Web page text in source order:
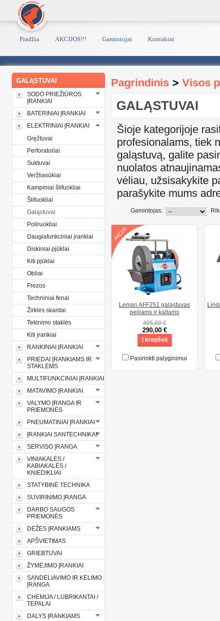
Pradžia AKCIJOS!!! Gamintojai Kontaktai
GALĄSTUVAI
SODO PRIEŽIŪROS
ĮRANKIAI
BATERINIAI ĮRANKIAI
ELEKTRINIAI ĮRANKIAI
Gręžtuvai
Perforatoriai
Suktuvai
Veržliasūkiai
Kampiniai šlifuokliai
Šlifuokliai
Galąstuvai
Poliruokliai
Daugiafunkciniai įrankiai
Diskiniai pjūklai
Kiti pjūklai
Obliai
Frezos
Techniniai fenai
Žirklės skardai
Tekinimo staklės
Kiti įrankiai
RANKINIAI ĮRANKIAI
PRIEDAI ĮRANKIAMS IR
STAKLĖMS
MULTIFUNKCINIAI ĮRANKIAI
MATAVIMO ĮRANKIAI
VALYMO ĮRANGA IR
PRIEMONĖS
PNEUMATINIAI ĮRANKIAI
ĮRANKIAI SANTECHNIKAI
SERVISO ĮRANGA
VINIAKALĖS /
KABIAKALĖS /
KNIEDIKLIAI
STATYBINĖ TECHNIKA
SUVIRINIMO ĮRANGA
DARBO SAUGOS
PRIEMONĖS
DĖŽĖS ĮRANKIAMS
APŠVIETIMAS
GRIEBTUVAI
ŽYMĖJIMO ĮRANKIAI
SANDĖLIAVIMO IR KĖLIMO
ĮRANGA
CHEMIJA / LUBRIKANTAI /
TEPALAI
DALYS ĮRANKIAMS
Pagrindinis > Visos
GALĄSTUVAI
Šioje kategorijoje
profesionalams, tiek
galąstuvą, galite
nuolatos
vėliau, užsisakykite
parašykite mums
Gamintojas:
Leman AFF251 galąstuvas
peiliams ir kaltams
405,00 €
290,00 €
Į krepšelį
Pasirinkti palyginimui